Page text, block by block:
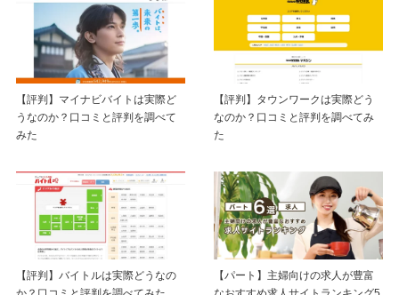
【評判】マイナビバイトは実際ど
うなのか？口コミと評判を調べて
みた
【評判】タウンワークは実際どう
なのか？口コミと評判を調べてみ
た
【評判】バイトルは実際どうなの
【パート】主婦向けの求人が豊富